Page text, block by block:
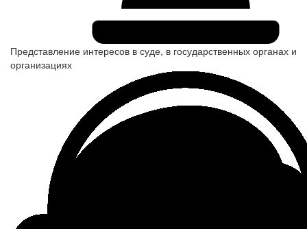
Представление интересов в суде, в государственных органах и
организациях